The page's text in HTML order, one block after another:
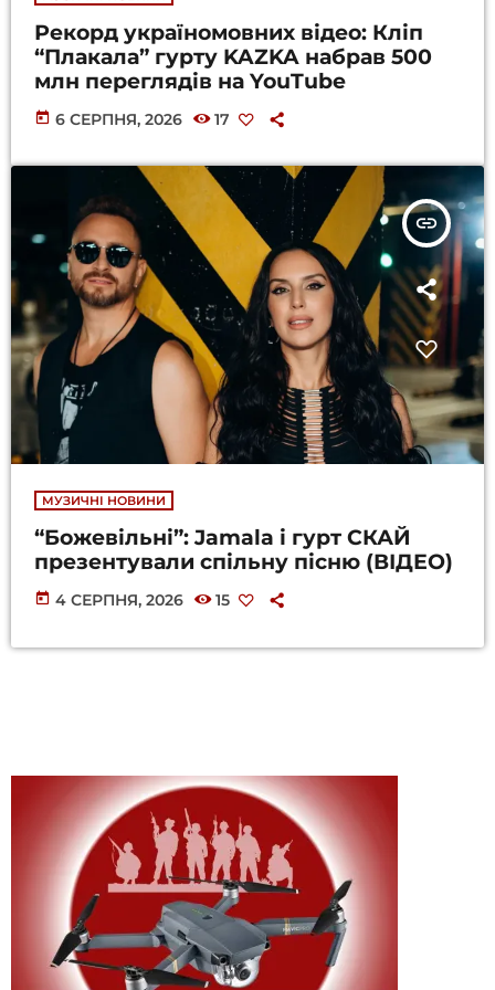
Рекорд україномовних відео: Кліп
“Плакала” гурту KAZKA набрав 500
млн переглядів на YouTube
today 6 СЕРПНЯ, 2026 17
insert_link
МУЗИЧНІ НОВИНИ
“Божевільні”: Jamala і гурт СКАЙ
презентували спільну пісню (ВІДЕО)
today 4 СЕРПНЯ, 2026 15